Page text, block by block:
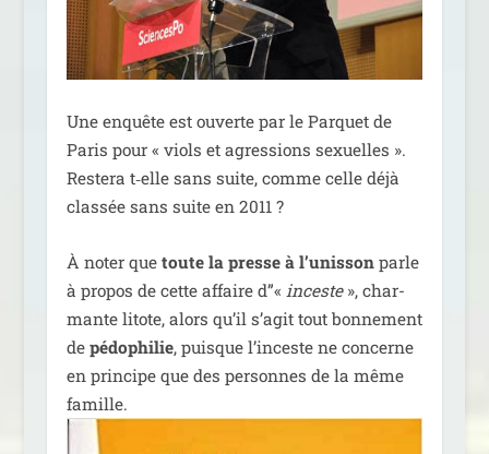
Une enquête est ouverte par le Parquet de
Paris pour « viols et agres­sions sexuelles ».
Restera t‑elle sans suite, comme celle déjà
clas­sée sans suite en 2011 ?
À noter que toute la presse à l’u­nis­sonparle
à pro­pos de cette affaire d”« inceste», char­
mante litote, alors qu’il s’a­git tout bon­ne­ment
de pédo­phi­lie, puisque l’in­ceste ne concerne
en prin­cipe que des per­sonnes de la même
famille.